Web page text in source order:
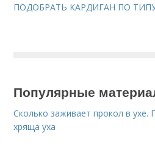
ПОДОБРАТЬ КАРДИГАН ПО
Популярные
Сколько заживает прокол в ухе.
хряща уха